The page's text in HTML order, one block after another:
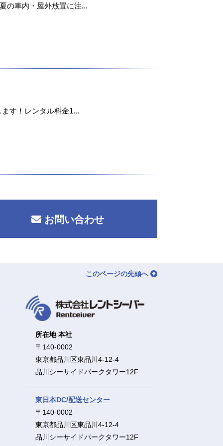
の車内・屋外放置に注...
す！レンタル料金1...
お問い合わせ
このページの先頭へ
所在地 本社
〒140-0002
東京都品川区東品川4-12-4
品川シーサイドパークタワー12F
東日本DC/配送センター
〒140-0002
東京都品川区東品川4-12-4
品川シーサイドパークタワー12F